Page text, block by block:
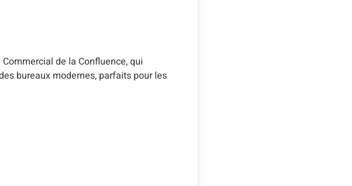
de la Confluence, qui
bureaux modernes, parfaits pour les